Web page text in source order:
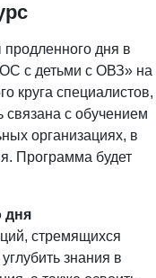
продленного дня в
с детьми с ОВЗ» на
круга специалистов,
связана с обучением
организациях, в
Программа будет
дня
стремящихся
знания в